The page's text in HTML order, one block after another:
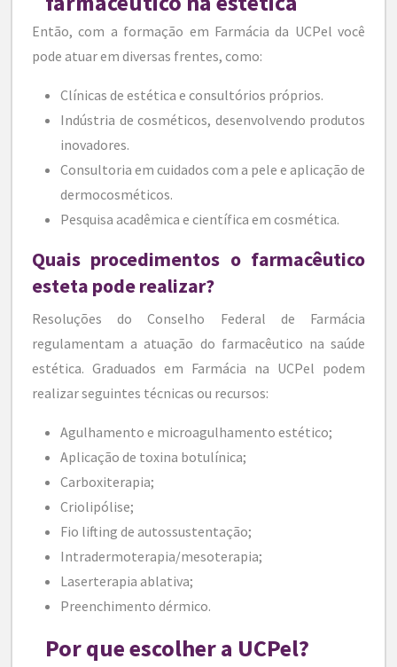
Então, com a formação em Farmácia da UCPel você
pode atuar em diversas frentes, como:
Clínicas de estética e consultórios próprios.
Indústria de cosméticos, desenvolvendo produtos
inovadores.
Consultoria em cuidados com a pele e aplicação de
dermocosméticos.
Pesquisa acadêmica e científica em cosmética.
Quais procedimentos o farmacêutico
esteta pode realizar?
Resoluções do Conselho Federal de Farmácia
regulamentam a atuação do farmacêutico na saúde
estética. Graduados em Farmácia na UCPel podem
realizar seguintes técnicas ou recursos:
Agulhamento e microagulhamento estético;
Aplicação de toxina botulínica;
Carboxiterapia;
Criolipólise;
Fio lifting de autossustentação;
Intradermoterapia/mesoterapia;
Laserterapia ablativa;
Preenchimento dérmico.
Por que escolher a UCPel?